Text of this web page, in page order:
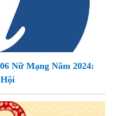
Nữ Mạng Năm 2024: